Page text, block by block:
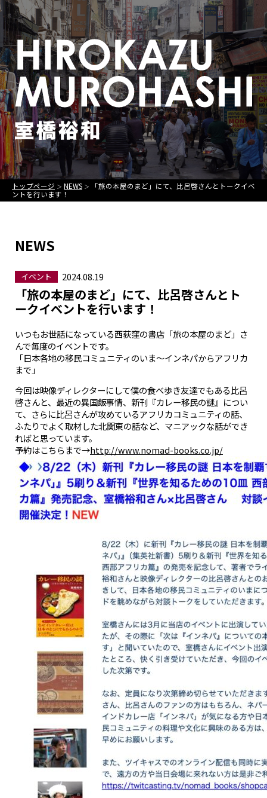
トップページ ＞ NEWS ＞
「旅の本屋のまど」にて、比呂啓さんとトークイベ
ントを行います！
NEWS
イベント 2024.08.19
「旅の本屋のまど」にて、比呂啓さんとト
ークイベントを行います！
いつもお世話になっている西荻窪の書店「旅の本屋のまど」さ
んで毎度のイベントです。
「日本各地の移民コミュニティのいま～インネパからアフリカ
まで」
今回は映像ディレクターにして僕の食べ歩き友達でもある比呂
啓さんと、最近の異国飯事情、新刊『カレー移民の謎』につい
て、さらに比呂さんが攻めているアフリカコミュニティの話、
ふたりでよく取材した北関東の話など、マニアックな話ができ
ればと思っています。
予約はこちらまで→http://www.nomad-books.co.jp/